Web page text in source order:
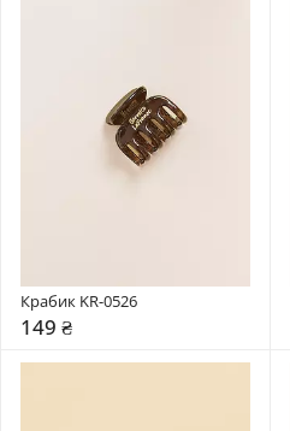
Крабик KR-0526
149 ₴